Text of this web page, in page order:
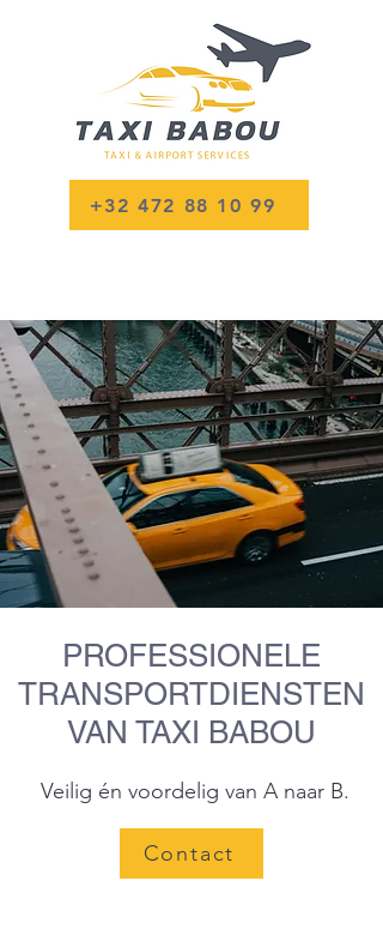
+32 472 88 10 99
PROFESSIONELE
TRANSPORTDIENSTEN
VAN TAXI BABOU
Veilig én voordelig van A naar B.
Contact